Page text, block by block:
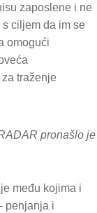
zaposlene i ne
ciljem da im se
omogući
traženje
pronašlo je
među kojima i
penjanja i